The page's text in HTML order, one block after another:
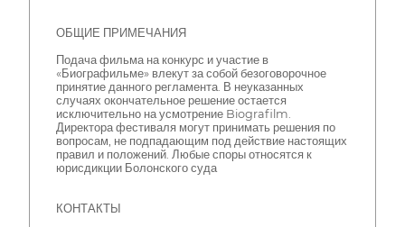
ОБЩИЕ ПРИМЕЧАНИЯ
Подача фильма на конкурс и участие в
«Биографильме» влекут за собой безоговорочное
принятие данного регламента. В неуказанных
случаях окончательное решение остается
исключительно на усмотрение Biografilm.
Директора фестиваля могут принимать решения по
вопросам, не подпадающим под действие настоящих
правил и положений. Любые споры относятся к
юрисдикции Болонского суда
КОНТАКТЫ